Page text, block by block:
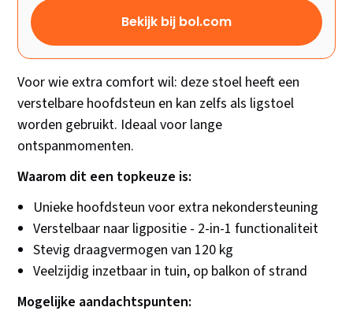
Bekijk bij bol.com
Voor wie extra comfort wil: deze stoel heeft een
verstelbare hoofdsteun en kan zelfs als ligstoel
worden gebruikt. Ideaal voor lange
ontspanmomenten.
Waarom dit een topkeuze is:
Unieke hoofdsteun voor extra nekondersteuning
Verstelbaar naar ligpositie - 2-in-1 functionaliteit
Stevig draagvermogen van 120 kg
Veelzijdig inzetbaar in tuin, op balkon of strand
Mogelijke aandachtspunten: